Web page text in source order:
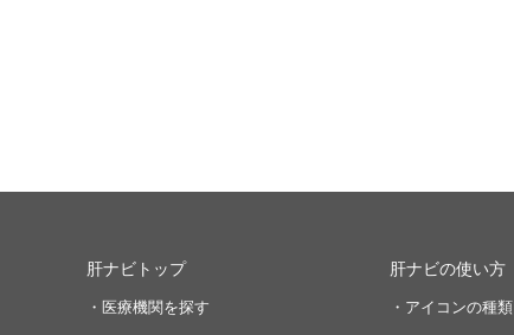
肝ナビトップ
・医療機関を探す
肝ナビの使い方
・アイコンの種類